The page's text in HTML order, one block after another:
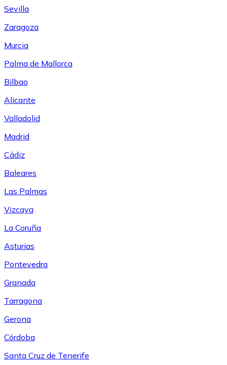
Sevilla
Zaragoza
Murcia
Palma de Mallorca
Bilbao
Alicante
Valladolid
Madrid
Cádiz
Baleares
Las Palmas
Vizcaya
La Coruña
Asturias
Pontevedra
Granada
Tarragona
Gerona
Córdoba
Santa Cruz de Tenerife